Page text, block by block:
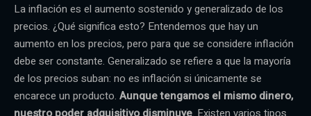
La inflación es el aumento sostenido y generalizado de los
precios. ¿Qué significa esto? Entendemos que hay un
aumento en los precios, pero para que se considere inflación
debe ser constante. Generalizado se refiere a que la mayoría
de los precios suban: no es inflación si únicamente se
encarece un producto. Aunque tengamos el mismo dinero,
nuestro poder adquisitivo disminuye. Existen varios tipos